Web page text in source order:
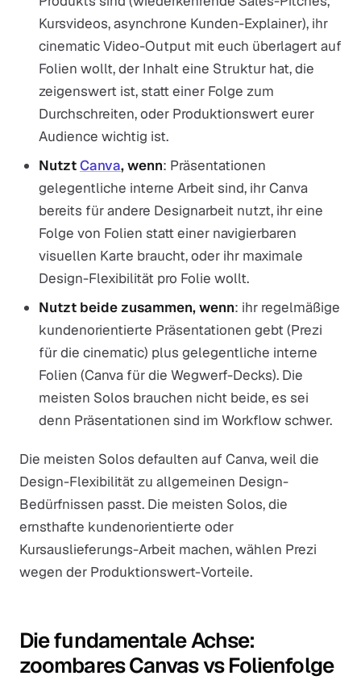
Kursvideos, asynchrone Kunden-Explainer), ihr
cinematic Video-Output mit euch überlagert auf
Folien wollt, der Inhalt eine Struktur hat, die
zeigenswert ist, statt einer Folge zum
Durchschreiten, oder Produktionswert eurer
Audience wichtig ist.
NutztCanva, wenn: Präsentationen
gelegentliche interne Arbeit sind, ihr Canva
bereits für andere Designarbeit nutzt, ihr eine
Folge von Folien statt einer navigierbaren
visuellen Karte braucht, oder ihr maximale
Design-Flexibilität pro Folie wollt.
Nutzt beide zusammen, wenn: ihr regelmäßige
kundenorientierte Präsentationen gebt (Prezi
für die cinematic) plus gelegentliche interne
Folien (Canva für die Wegwerf-Decks). Die
meisten Solos brauchen nicht beide, es sei
denn Präsentationen sind im Workflow schwer.
Die meisten Solos defaulten auf Canva, weil die
Design-Flexibilität zu allgemeinen Design-
Bedürfnissen passt. Die meisten Solos, die
ernsthafte kundenorientierte oder
Kursauslieferungs-Arbeit machen, wählen Prezi
wegen der Produktionswert-Vorteile.
Die fundamentale Achse:
zoombares Canvas vs Folienfolge